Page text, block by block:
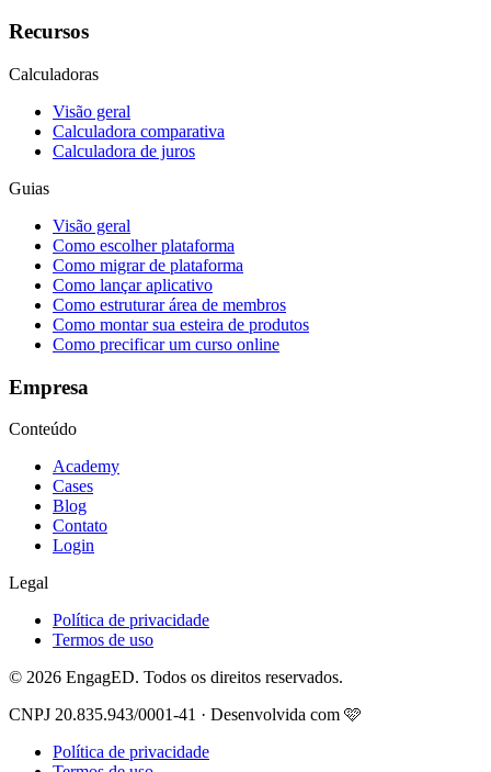
Recursos
Calculadoras
Visão geral
Calculadora comparativa
Calculadora de juros
Guias
Visão geral
Como escolher plataforma
Como migrar de plataforma
Como lançar aplicativo
Como estruturar área de membros
Como montar sua esteira de produtos
Como precificar um curso online
Empresa
Conteúdo
Academy
Cases
Blog
Contato
Login
Legal
Política de privacidade
Termos de uso
© 2026 EngagED. Todos os direitos reservados.
CNPJ 20.835.943/0001-41 · Desenvolvida com 🩷
Política de privacidade